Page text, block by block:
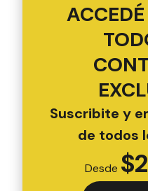
Suscribite y
de todos
Desde $